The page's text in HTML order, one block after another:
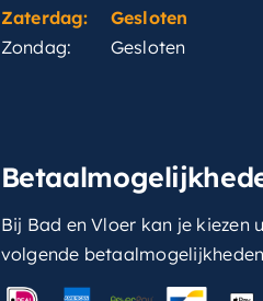
Zaterdag:
Gesloten
Zondag:
Gesloten
Bij Bad en Vloer kan je kiezen
volgende